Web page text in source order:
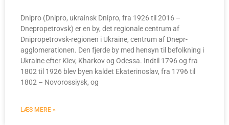
Dnipro (Dnipro, ukrainsk Dnіpro, fra 1926 til 2016 –
Dnepropetrovsk) er en by, det regionale centrum af
Dnipropetrovsk-regionen i Ukraine, centrum af Dnepr-
agglomerationen. Den fjerde by med hensyn til befolkning i
Ukraine efter Kiev, Kharkov og Odessa. Indtil 1796 og fra
1802 til 1926 blev byen kaldet Ekaterinoslav, fra 1796 til
1802 – Novorossiysk, og
LÆS MERE »